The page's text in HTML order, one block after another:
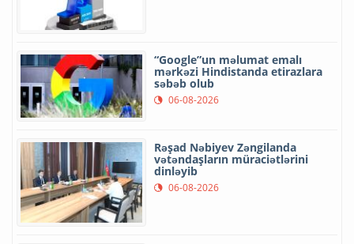
“Google”un məlumat emalı
mərkəzi Hindistanda etirazlara
səbəb olub
06-08-2026
Rəşad Nəbiyev Zəngilanda
vətəndaşların müraciətlərini
dinləyib
06-08-2026